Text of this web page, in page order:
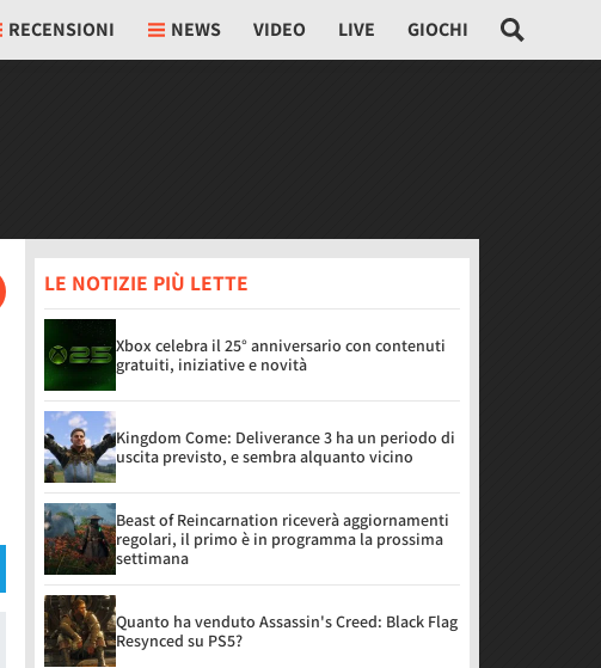
RECENSIONI NEWS VIDEO LIVE GIOCHI
LE NOTIZIE PIÙ LETTE
Xbox celebra il 25° anniversario con contenuti
gratuiti, iniziative e novità
Kingdom Come: Deliverance 3 ha un periodo di
uscita previsto, e sembra alquanto vicino
Beast of Reincarnation riceverà aggiornamenti
regolari, il primo è in programma la prossima
settimana
Quanto ha venduto Assassin's Creed: Black Flag
Resynced su PS5?